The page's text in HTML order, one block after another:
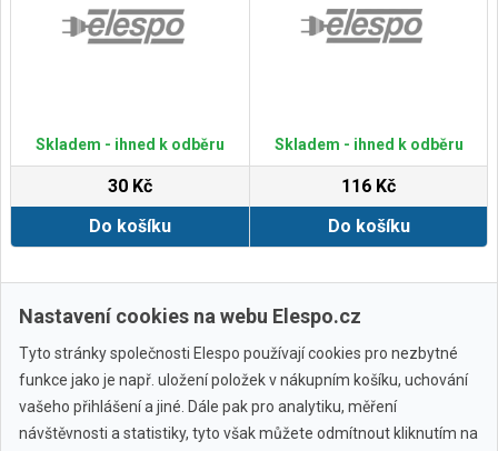
Skladem - ihned k odběru
30 Kč
Do košíku
Skladem - ihned k odběru
116 Kč
Do košíku
Zobrazit další
Nastavení cookies na webu Elespo.cz
Tyto stránky společnosti Elespo používají cookies pro nezbytné
funkce jako je např. uložení položek v nákupním košíku, uchování
vašeho přihlášení a jiné. Dále pak pro analytiku, měření
návštěvnosti a statistiky, tyto však můžete odmítnout kliknutím na